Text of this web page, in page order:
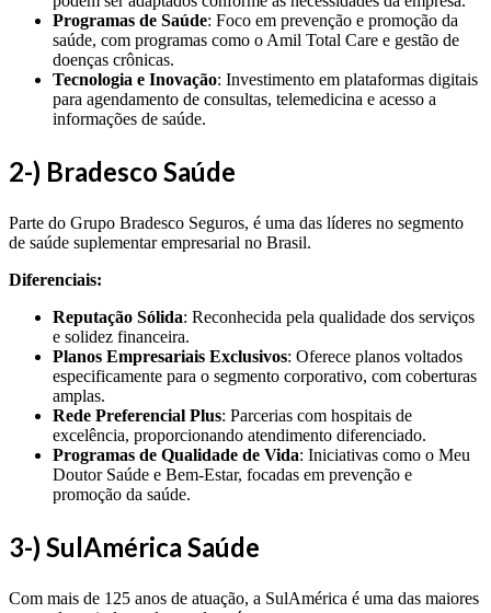
Programas de Saúde: Foco em prevenção e promoção da
saúde, com programas como o Amil Total Care e gestão de
doenças crônicas.
Tecnologia e Inovação: Investimento em plataformas digitais
para agendamento de consultas, telemedicina e acesso a
informações de saúde.
2-) Bradesco Saúde
Parte do Grupo Bradesco Seguros, é uma das líderes no segmento
de saúde suplementar empresarial no Brasil.
Diferenciais:
Reputação Sólida: Reconhecida pela qualidade dos serviços
e solidez financeira.
Planos Empresariais Exclusivos: Oferece planos voltados
especificamente para o segmento corporativo, com coberturas
amplas.
Rede Preferencial Plus: Parcerias com hospitais de
excelência, proporcionando atendimento diferenciado.
Programas de Qualidade de Vida: Iniciativas como o Meu
Doutor Saúde e Bem-Estar, focadas em prevenção e
promoção da saúde.
3-) SulAmérica Saúde
Com mais de 125 anos de atuação, a SulAmérica é uma das maiores